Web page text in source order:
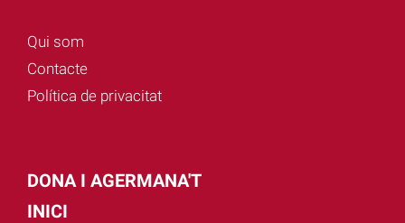
Qui som
Contacte
Política de privacitat
DONA I AGERMANA'T
INICI